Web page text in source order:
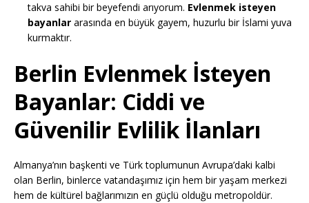
takva sahibi bir beyefendi arıyorum. Evlenmek isteyen
bayanlar arasında en büyük gayem, huzurlu bir İslami yuva
kurmaktır.
Berlin Evlenmek İsteyen
Bayanlar: Ciddi ve
Güvenilir Evlilik İlanları
Almanya’nın başkenti ve Türk toplumunun Avrupa’daki kalbi
olan Berlin, binlerce vatandaşımız için hem bir yaşam merkezi
hem de kültürel bağlarımızın en güçlü olduğu metropoldür.